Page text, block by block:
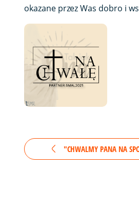
okazane przez Was dobro i
"CHWALMY PANA NA